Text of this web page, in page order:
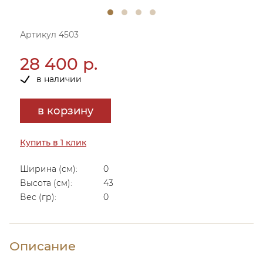
Артикул 4503
28 400 р.
в наличии
в корзину
Купить в 1 клик
Ширина (см):
0
Высота (см):
43
Вес (гр):
0
Описание